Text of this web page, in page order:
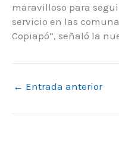
maravilloso para
servicio en las
Copiapó”, señaló la
← Entrada anterior